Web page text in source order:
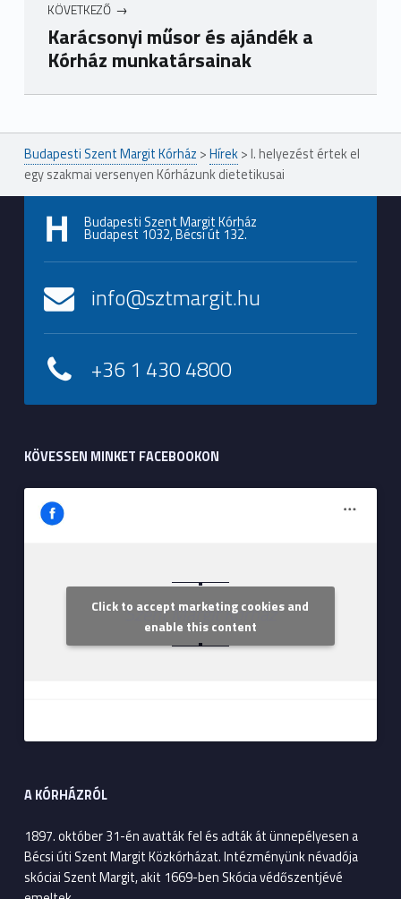
KÖVETKEZŐ
Karácsonyi műsor és ajándék a
Kórház munkatársainak
Ugrás a főmenühöz
Budapesti Szent Margit Kórház >Hírek> I. helyezést értek el
egy szakmai versenyen Kórházunk dietetikusai
Budapesti Szent Margit Kórház
Budapest 1032, Bécsi út 132.
info@sztmargit.hu
+36 1 430 4800
KÖVESSEN MINKET FACEBOOKON
Szent Margit Kórház
Click to accept marketing cookies and
enable this content
A KÓRHÁZRÓL
1897. október 31-én avatták fel és adták át ünnepélyesen a
Bécsi úti Szent Margit Közkórházat. Intézményünk névadója
skóciai Szent Margit, akit 1669-ben Skócia védőszentjévé